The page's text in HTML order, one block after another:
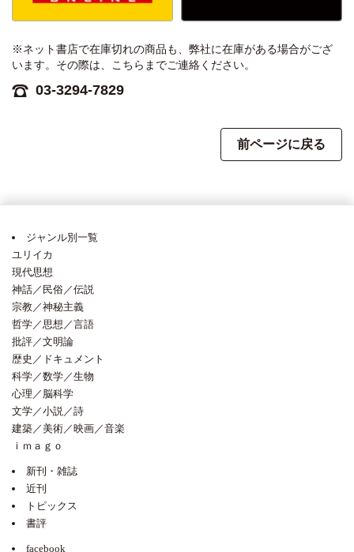
※ネット書店で在庫切れの商品も、弊社に在庫がある場合がござ
います。その際は、こちらまでご連絡ください。
03-3294-7829
前ページに戻る
ジャンル別一覧
ユリイカ
現代思想
神話／民俗／伝説
宗教／神秘主義
哲学／思想／言語
批評／文明論
歴史／ドキュメント
科学／数学／生物
心理／脳科学
文学／小説／詩
建築／美術／映画／音楽
ｉｍａｇｏ
新刊・雑誌
近刊
トピックス
書評
facebook